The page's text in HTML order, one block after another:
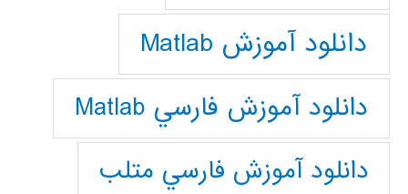
دانلود آموزش Matlab
دانلود آموزش فارسي Matlab
دانلود آموزش فارسي متلب